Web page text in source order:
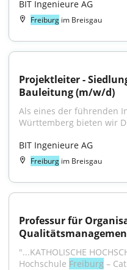
BIT Ingenieure AG
Freiburg im Breisgau
Projektleiter -
Bauleitung (m/w/d)
Als eines der führenden
Württemberg bieten wir
BIT Ingenieure AG
Freiburg im Breisgau
Professur für
"...KATHOLISCHE
Hochschule Freiburg –